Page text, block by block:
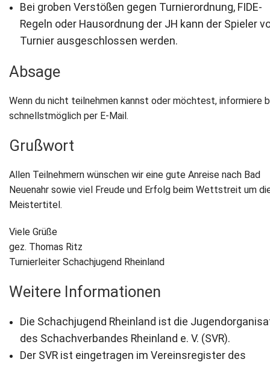
Bei groben Verstößen gegen Turnierordnung, FIDE-
Regeln oder Hausordnung der JH kann der Spieler
Turnier ausgeschlossen werden.
Absage
Wenn du nicht teilnehmen kannst oder möchtest, informiere
schnellstmöglich per E-Mail.
Grußwort
Allen Teilnehmern wünschen wir eine gute Anreise nach Bad
Neuenahr sowie viel Freude und Erfolg beim Wettstreit um
Meistertitel.
Viele Grüße
gez. Thomas Ritz
Turnierleiter Schachjugend Rheinland
Weitere Informationen
Die Schachjugend Rheinland ist die
des Schachverbandes Rheinland e. V. (SVR).
Der SVR ist eingetragen im Vereinsregister des